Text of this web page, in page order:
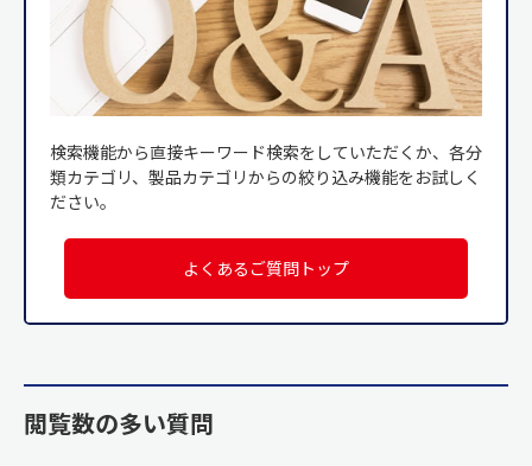
検索機能から直接キーワード検索をしていただくか、各分
類カテゴリ、製品カテゴリからの絞り込み機能をお試しく
ださい。
よくあるご質問トップ
閲覧数の多い質問